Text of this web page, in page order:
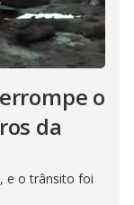
o
da
e o trânsito foi